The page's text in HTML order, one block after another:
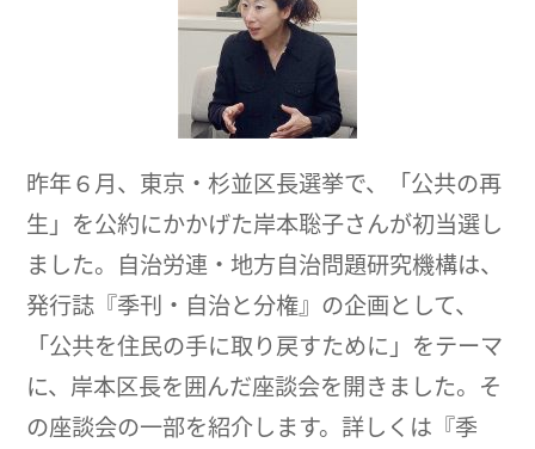
昨年６月、東京・杉並区長選挙で、「公共の再
生」を公約にかかげた岸本聡子さんが初当選し
ました。自治労連・地方自治問題研究機構は、
発行誌『季刊・自治と分権』の企画として、
「公共を住民の手に取り戻すために」をテーマ
に、岸本区長を囲んだ座談会を開きました。そ
の座談会の一部を紹介します。詳しくは『季